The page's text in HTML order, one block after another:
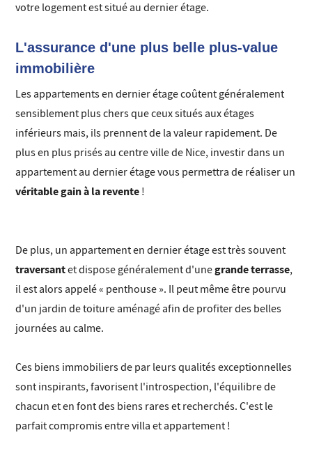
votre logement est situé au dernier étage.
L'assurance d'une plus belle plus-value
immobilière
Les appartements en dernier étage coûtent généralement
sensiblement plus chers que ceux situés aux étages
inférieurs mais, ils prennent de la valeur rapidement. De
plus en plus prisés au centre ville de Nice, investir dans un
appartement au dernier étage vous permettra de réaliser un
véritable gain à la revente !
De plus, un appartement en dernier étage est très souvent
traversantet dispose généralement d'unegrande terrasse,
il est alors appelé « penthouse ». Il peut même être pourvu
d'un jardin de toiture aménagé afin de profiter des belles
journées au calme.
Ces biens immobiliers de par leurs qualités exceptionnelles
sont inspirants, favorisent l'introspection, l'équilibre de
chacun et en font des biens rares et recherchés. C'est le
parfait compromis entre villa et appartement !